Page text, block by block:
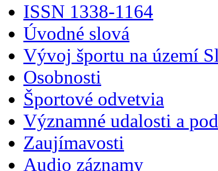
ISSN 1338-1164
Úvodné slová
Vývoj športu na území
Osobnosti
Športové odvetvia
Významné udalosti a
Zaujímavosti
Audio záznamy